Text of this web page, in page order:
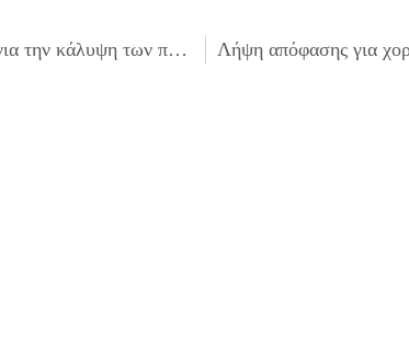
Κατάρτιση όρων δημοπρασίας μίσθωσης οικήματος για την κάλυψη των πολιτισμικών και πνευματικών αναγκών του Δήμου Ιλίου